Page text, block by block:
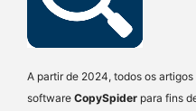
A partir de 2024, todos os
software CopySpider para fins